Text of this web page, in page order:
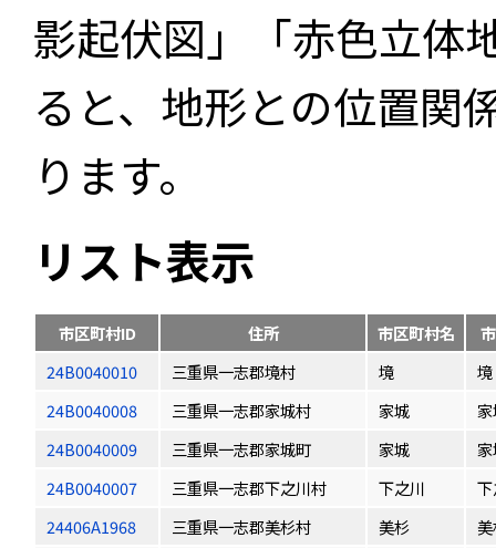
影起伏図」「赤色立体
ると、地形との位置関
ります。
リスト表示
市区町村ID 住所 市区町村名
24B0040010
三重県一志郡境村 境
境
24B0040008
三重県一志郡家城村 家城
24B0040009
三重県一志郡家城町 家城
24B0040007
三重県一志郡下之川村 下之川
24406A1968
三重県一志郡美杉村 美杉